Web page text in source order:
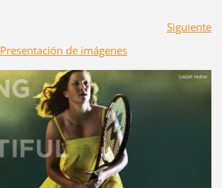
Siguiente
Presentación de imágenes